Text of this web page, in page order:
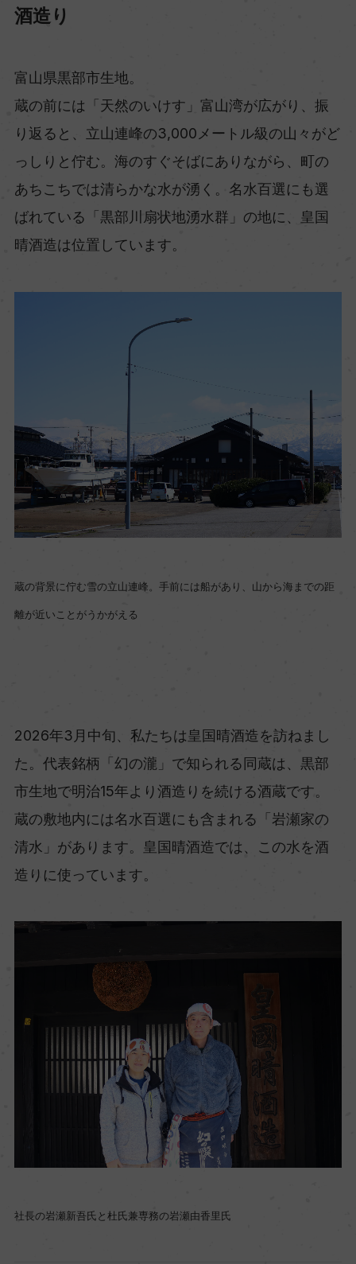
酒造り
富山県黒部市生地。
蔵の前には「天然のいけす」富山湾が広がり、振
り返ると、立山連峰の3,000メートル級の山々がど
っしりと佇む。海のすぐそばにありながら、町の
あちこちでは清らかな水が湧く。名水百選にも選
ばれている「黒部川扇状地湧水群」の地に、皇国
晴酒造は位置しています。
蔵の背景に佇む雪の立山連峰。手前には船があり、山から海までの距
離が近いことがうかがえる
2026年3月中旬、私たちは皇国晴酒造を訪ねまし
た。代表銘柄「幻の瀧」で知られる同蔵は、黒部
市生地で明治15年より酒造りを続ける酒蔵です。
蔵の敷地内には名水百選にも含まれる「岩瀬家の
清水」があります。皇国晴酒造では、この水を酒
造りに使っています。
社長の岩瀬新吾氏と杜氏兼専務の岩瀬由香里氏